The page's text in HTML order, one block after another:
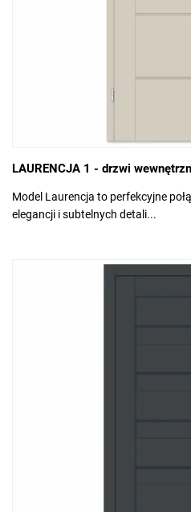
LAURENCJA 1 - drzwi
Model Laurencja to perfekcyjne
elegancji i subtelnych detali...